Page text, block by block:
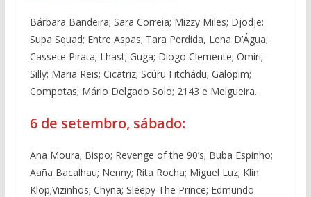
Bárbara Bandeira; Sara Correia; Mizzy Miles; Djodje;
Supa Squad; Entre Aspas; Tara Perdida, Lena D’Água;
Cassete Pirata; Lhast; Guga; Diogo Clemente; Omiri;
Silly; Maria Reis; Cicatriz; Scúru Fitchádu; Galopim;
Compotas; Mário Delgado Solo; 2143 e Melgueira.
6 de setembro, sábado:
Ana Moura; Bispo; Revenge of the 90’s; Buba Espinho;
Aaña Bacalhau; Nenny; Rita Rocha; Miguel Luz; Klin
Klop;Vizinhos; Chyna; Sleepy The Prince; Edmundo